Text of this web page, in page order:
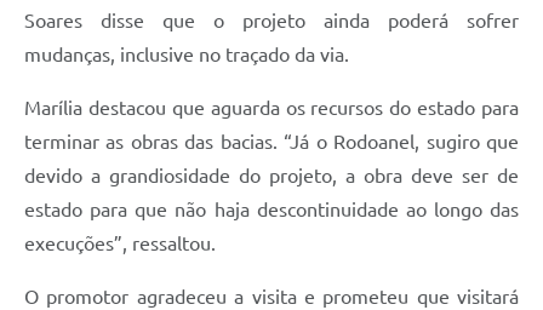
Soares disse que o projeto ainda poderá sofrer
mudanças, inclusive no traçado da via.
Marília destacou que aguarda os recursos do estado para
terminar as obras das bacias. “Já o Rodoanel, sugiro que
devido a grandiosidade do projeto, a obra deve ser de
estado para que não haja descontinuidade ao longo das
execuções”, ressaltou.
O promotor agradeceu a visita e prometeu que visitará